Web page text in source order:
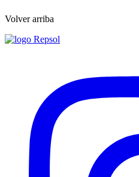
Volver arriba